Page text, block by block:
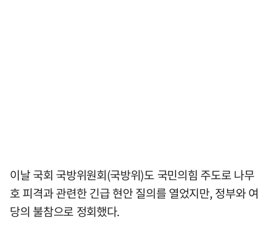
이날 국회 국방위원회(국방위)도 국민의힘 주도로 나무
호 피격과 관련한 긴급 현안 질의를 열었지만, 정부와 여
당의 불참으로 정회했다.